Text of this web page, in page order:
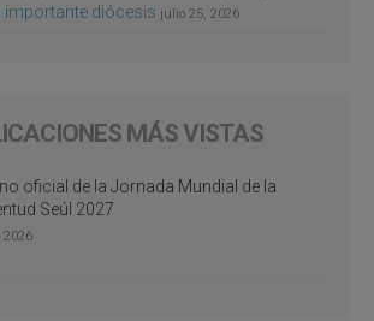
importante diócesis julio 25, 2026
MÁS VISTAS
oficial de la Jornada Mundial de la
Seúl 2027
2026